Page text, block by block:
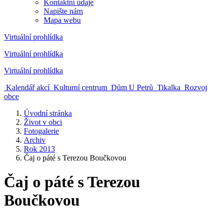
Kontaktní údaje
Napište nám
Mapa webu
Virtuální prohlídka
Virtuální prohlídka
Virtuální prohlídka
Kalendář akcí Kulturní centrum Dům U Petrů Tikalka Rozvoj
obce
Úvodní stránka
Život v obci
Fotogalerie
Archiv
Rok 2013
Čaj o páté s Terezou Boučkovou
Čaj o páté s Terezou
Boučkovou